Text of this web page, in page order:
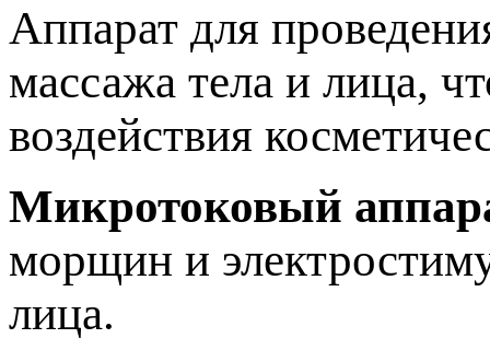
Аппарат для
массажа тела и лица,
воздействия
Микротоковый
морщин и
лица.